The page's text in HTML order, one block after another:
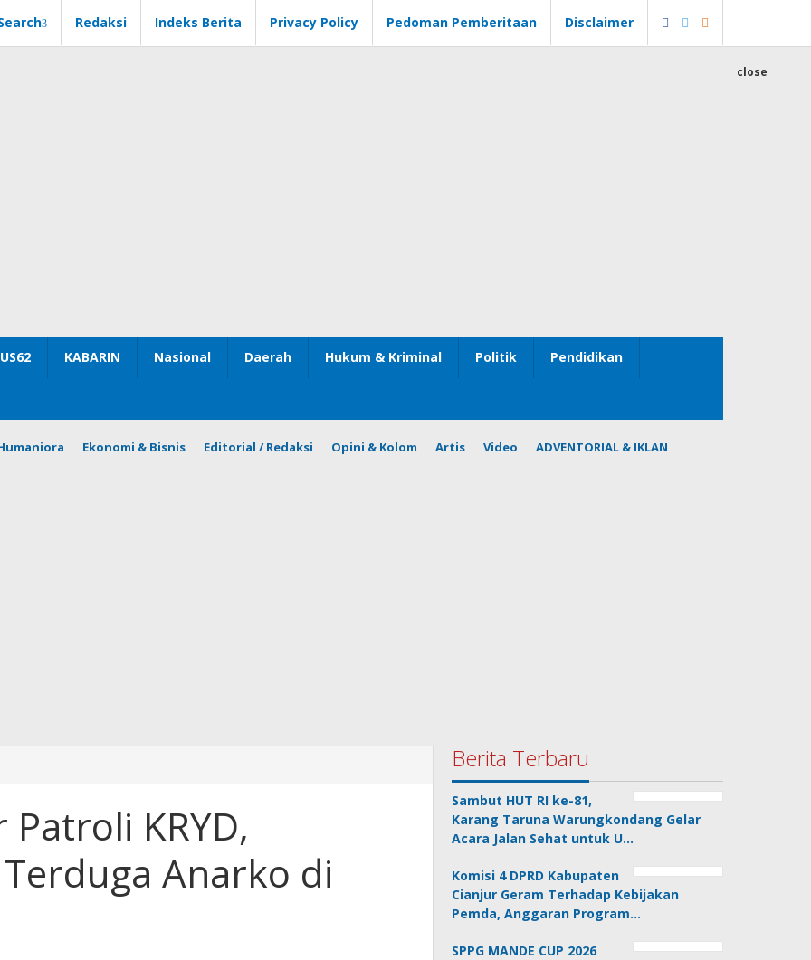
Redaksi Indeks Berita Privacy Policy Pedoman Pemberitaan Disclaimer
KABARIN Nasional Daerah Hukum & Kriminal Politik Pendidikan
Ekonomi & Bisnis Editorial / Redaksi Opini & Kolom Artis Video ADVENTORIAL & IKLAN
close
Patroli KRYD,
Anarko di
Berita Terbaru
Sambut HUT RI ke-81,
Karang Taruna Warungkondang Gelar
Acara Jalan Sehat untuk U…
Komisi 4 DPRD Kabupaten
Cianjur Geram Terhadap Kebijakan
Pemda, Anggaran Program…
SPPG MANDE CUP 2026